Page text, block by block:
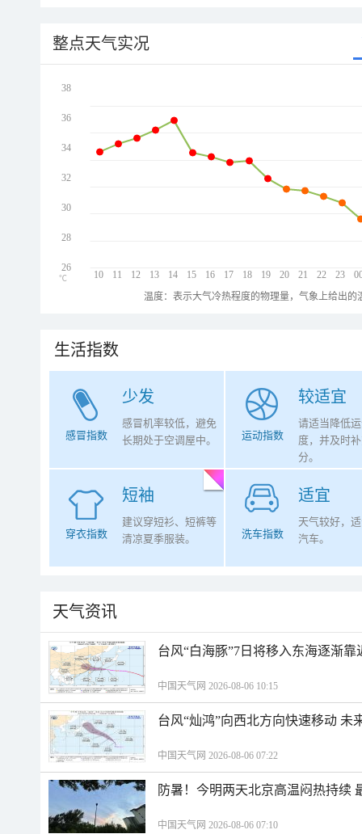
整点天气实况
10 11 12 13 14 15 16 17 18 19 20 21 22 23
38
36
34
32
30
28
26
℃
温度：表示大气冷热程度的物理量，气象上给出
生活指数
少发
感冒指数
感冒机率较低，避免
长期处于空调屋中。
较适宜
运动指数
请适当降低
度，并及时
分。
短袖
穿衣指数
建议穿短衫、短裤等
清凉夏季服装。
适宜
洗车指数
天气较好，
汽车。
天气资讯
台风“白海豚”7日将移入东海逐渐
中国天气网 2026-08-06 10:15
台风“灿鸿”向西北方向快速移动 未
中国天气网 2026-08-06 07:22
防暑！今明两天北京高温闷热持续
中国天气网 2026-08-06 07:10